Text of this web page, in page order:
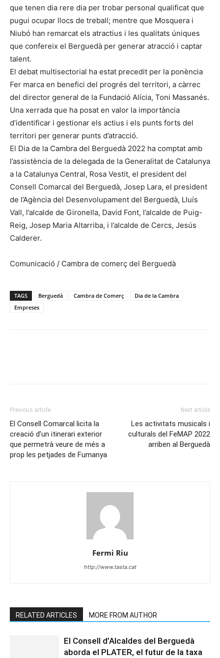
que tenen dia rere dia per trobar personal qualificat que
pugui ocupar llocs de treball; mentre que Mosquera i
Niubó han remarcat els atractius i les qualitats úniques
que confereix el Berguedà per generar atracció i captar
talent.
El debat multisectorial ha estat precedit per la ponència
Fer marca en benefici del progrés del territori, a càrrec
del director general de la Fundació Alícia, Toni Massanés.
Una xerrada que ha posat en valor la importància
d’identificar i gestionar els actius i els punts forts del
territori per generar punts d’atracció.
El Dia de la Cambra del Berguedà 2022 ha comptat amb
l’assistència de la delegada de la Generalitat de Catalunya
a la Catalunya Central, Rosa Vestit, el president del
Consell Comarcal del Berguedà, Josep Lara, el president
de l’Agència del Desenvolupament del Berguedà, Lluís
Vall, l’alcalde de Gironella, David Font, l’alcalde de Puig-
Reig, Josep Maria Altarriba, i l’alcalde de Cercs, Jesús
Calderer.
Comunicació / Cambra de comerç del Berguedà
TAGS Berguedà Cambra de Comerç
Dia de la Cambra
Empreses
Previous article
El Consell Comarcal licita la
creació d’un itinerari exterior
que permetrà veure de més a
prop les petjades de Fumanya
Next article
Les activitats musicals i
culturals del FeMAP 2022
arriben al Berguedà
Fermi Riu
http://www.tasta.cat
RELATED ARTICLES MORE FROM AUTHOR
El Consell d’Alcaldes del Berguedà
aborda el PLATER, el futur de la taxa